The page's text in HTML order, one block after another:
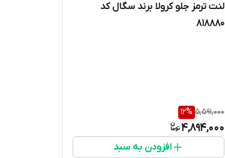
لنت ترمز جلو کرولا برند سگال کد
818880
5,591,000
12%
4,894,000
افزودن به سبد